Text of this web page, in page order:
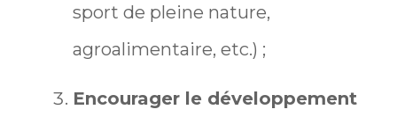
sport de pleine nature,
agroalimentaire, etc.) ;
Encourager le développement